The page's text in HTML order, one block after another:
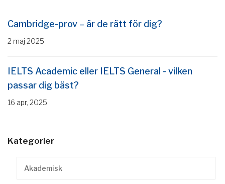
Cambridge-prov – är de rätt för dig?
2 maj 2025
IELTS Academic eller IELTS General - vilken
passar dig bäst?
16 apr, 2025
Kategorier
Akademisk